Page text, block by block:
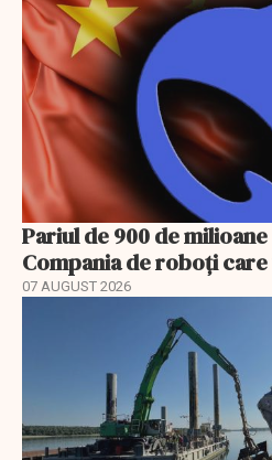
Pariul de 900 de
Compania de roboți
07 AUGUST 2026